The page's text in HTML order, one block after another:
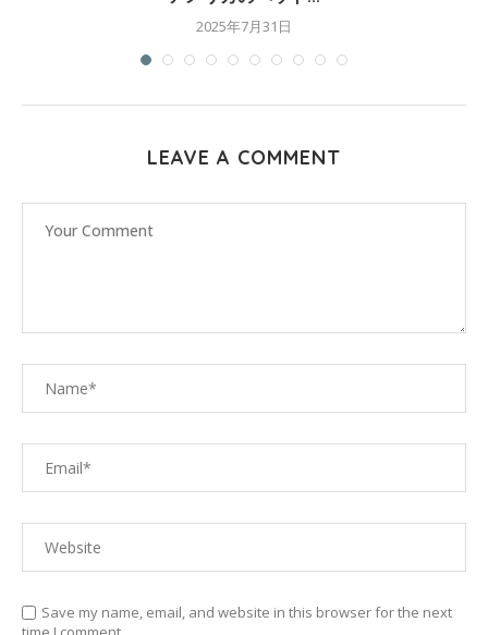
2025年7月31日
LEAVE A COMMENT
Save my name, email, and website in this browser for the next